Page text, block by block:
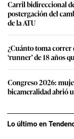
Carril bidireccional
postergación del
de la ATU
¿Cuánto toma correr
‘runner’ de 18 años
Congreso 2026:
bicameralidad abrió
Lo último en